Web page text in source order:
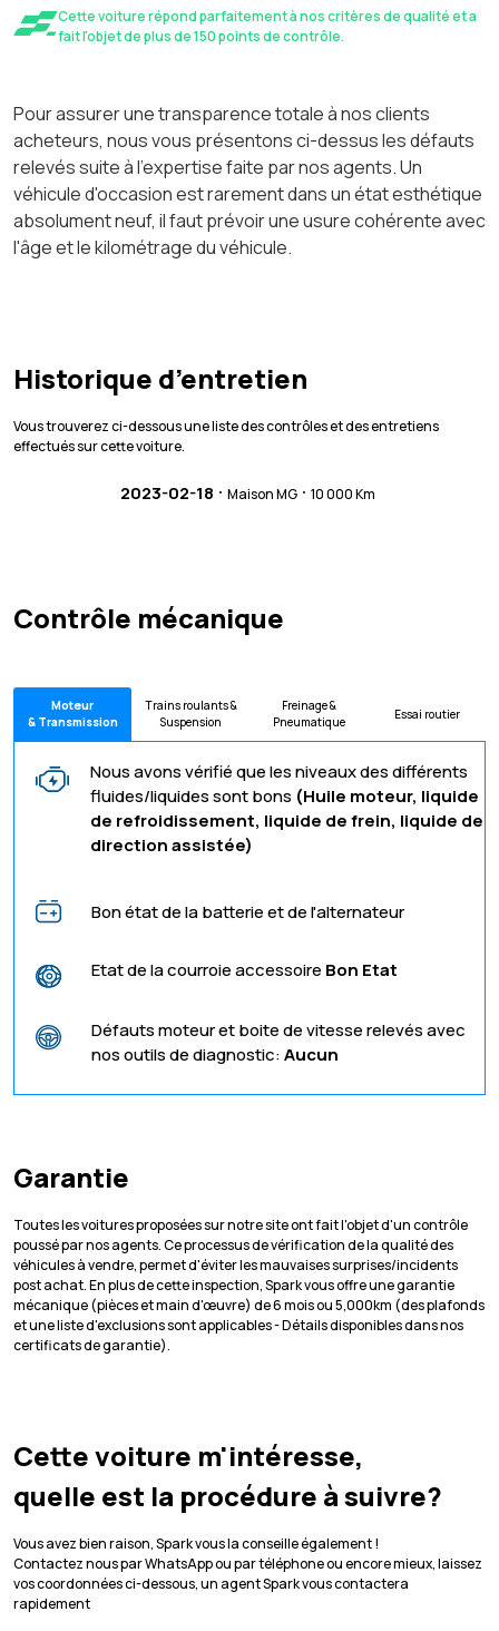
Cette voiture répond parfaitement à nos critères de qualité et a
fait l'objet de plus de 150 points de contrôle.
Pour assurer une transparence totale à nos clients
acheteurs, nous vous présentons ci-dessus les défauts
relevés suite à l'expertise faite par nos agents. Un
véhicule d'occasion est rarement dans un état esthétique
absolument neuf, il faut prévoir une usure cohérente avec
l'âge et le kilométrage du véhicule.
Historique d’entretien
Vous trouverez ci-dessous une liste des contrôles et des entretiens
effectués sur cette voiture.
2023-02-18 · Maison MG · 10 000 Km
Contrôle mécanique
Moteur
& Transmission
Trains roulants &
Suspension
Freinage &
Pneumatique
Essai routier
Nous avons vérifié que les niveaux des différents
fluides/liquides sont bons (Huile moteur, liquide
de refroidissement, liquide de frein, liquide de
direction assistée)
Bon état de la batterie et de l'alternateur
Etat de la courroie accessoire Bon Etat
Défauts moteur et boite de vitesse relevés avec
nos outils de diagnostic:Aucun
Garantie
Toutes les voitures proposées sur notre site ont fait l'objet d'un contrôle
poussé par nos agents. Ce processus de vérification de la qualité des
véhicules à vendre, permet d'éviter les mauvaises surprises/incidents
post achat. En plus de cette inspection, Spark vous offre une garantie
mécanique (pièces et main d'œuvre) de 6 mois ou 5,000km (des plafonds
et une liste d'exclusions sont applicables - Détails disponibles dans nos
certificats de garantie).
Cette voiture m'intéresse,
quelle est la procédure à suivre?
Vous avez bien raison, Spark vous la conseille également !
Contactez nous par WhatsApp ou par téléphone ou encore mieux, laissez
vos coordonnées ci-dessous, un agent Spark vous contactera
rapidement